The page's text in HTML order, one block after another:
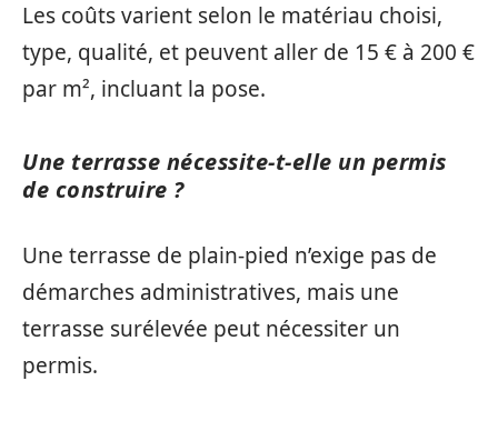
Les coûts varient selon le matériau choisi,
type, qualité, et peuvent aller de 15 € à 200 €
par m², incluant la pose.
Une terrasse nécessite-t-elle un permis
de construire ?
Une terrasse de plain-pied n’exige pas de
démarches administratives, mais une
terrasse surélevée peut nécessiter un
permis.